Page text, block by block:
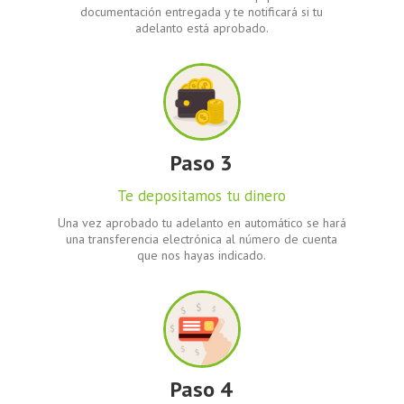
documentación entregada y te notificará si tu
adelanto está aprobado.
Paso 3
Te depositamos tu dinero
Una vez aprobado tu adelanto en automático se hará
una transferencia electrónica al número de cuenta
que nos hayas indicado.
Paso 4